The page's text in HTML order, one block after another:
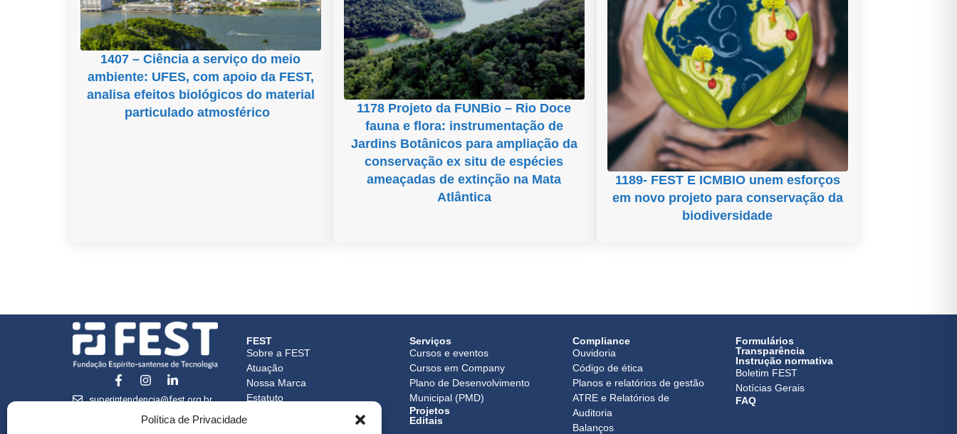
Política de Privacidade
1407 – Ciência a serviço do meio
ambiente: UFES, com apoio da FEST,
analisa efeitos biológicos do material
particulado atmosférico
1178 Projeto da FUNBio – Rio Doce
fauna e flora: instrumentação de
Jardins Botânicos para ampliação da
conservação ex situ de espécies
ameaçadas de extinção na Mata
Atlântica
1189- FEST E ICMBIO unem esforços
em novo projeto para conservação da
biodiversidade
superintendencia@fest.org.br
FEST
Sobre a FEST
Atuação
Nossa Marca
Estatuto
Serviços
Cursos e eventos
Cursos em Company
Plano de Desenvolvimento
Municipal (PMD)
Projetos
Editais
Compliance
Ouvidoria
Código de ética
Planos e relatórios de gestão
ATRE e Relatórios de
Auditoria
Balanços
Formulários
Transparência
Instrução normativa
Boletim FEST
Notícias Gerais
FAQ